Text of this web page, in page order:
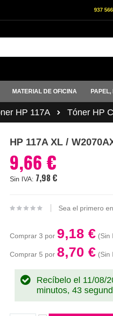
937
MATERIAL DE OFICINA PAPEL,
HP 117A Tóner HP
HP 117A XL /
9,66 €
7,98 €
Sea el primero
Comprar 3 por 9,18 €
Comprar 5 por 8,70 €
Recíbelo el 11/08/
minutos, 42